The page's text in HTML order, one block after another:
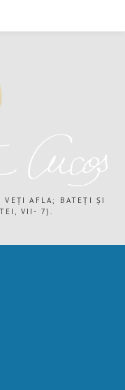
AFLA; BATEȚI ȘI
VII- 7).